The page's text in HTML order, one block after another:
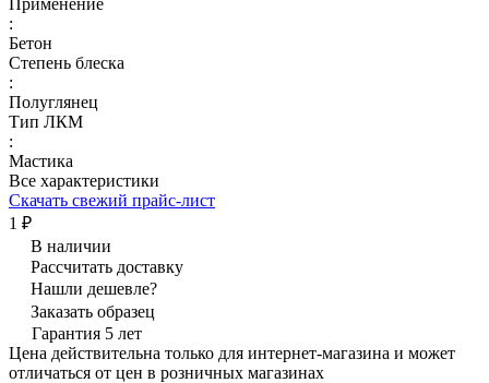
:
Бетон
Степень блеска
:
Полуглянец
Тип ЛКМ
:
Мастика
Все характеристики
Скачать свежий прайс-лист
1 ₽
В наличии
Рассчитать доставку
Нашли дешевле?
Заказать образец
Гарантия 5 лет
Цена действительна только для интернет-магазина и может
отличаться от цен в розничных магазинах